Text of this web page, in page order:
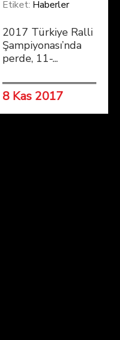
Etiket: Haberler
2017 Türkiye Ralli
Şampiyonası’nda
perde, 11-...
8 Kas 2017